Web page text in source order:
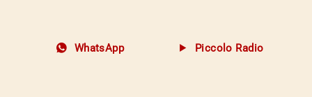
WhatsApp Piccolo Radio